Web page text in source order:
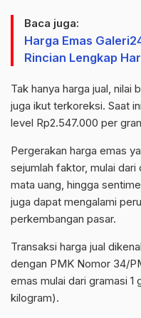
Baca juga:
Harga Emas
Rincian Lengkap
Tak hanya harga jual, nilai
juga ikut terkoreksi. Saat
level Rp2.547.000 per
Pergerakan harga emas
sejumlah faktor, mulai dari
mata uang, hingga
juga dapat mengalami
perkembangan pasar.
Transaksi harga jual
dengan PMK Nomor 34/
emas mulai dari gramasi 1
kilogram).